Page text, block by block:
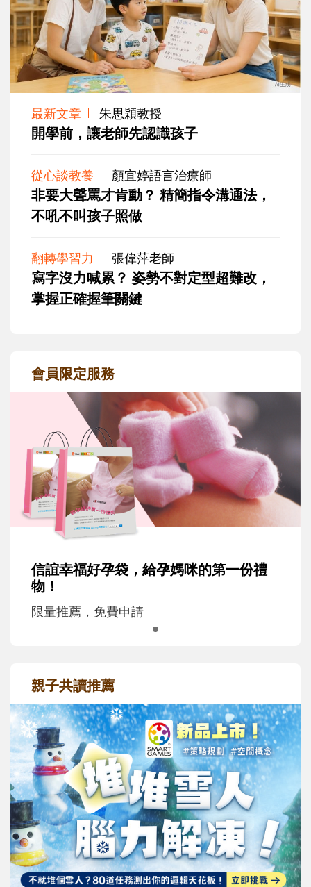
最新文章 朱思穎教授
開學前，讓老師先認識孩子
從心談教養 顏宜婷語言治療師
非要大聲罵才肯動？ 精簡指令溝通法，
不吼不叫孩子照做
翻轉學習力 張偉萍老師
寫字沒力喊累？ 姿勢不對定型超難改，
掌握正確握筆關鍵
會員限定服務
信誼幸福好孕袋，給孕媽咪的第一份禮
物！
限量推薦，免費申請
親子共讀推薦
最新活動